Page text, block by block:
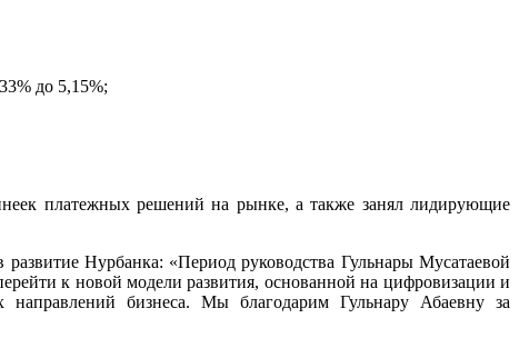
до 5,15%;
платежных решений на рынке, а также занял лидирующие
Нурбанка: «Период руководства Гульнары Мусатаевой
к новой модели развития, основанной на цифровизации и
бизнеса. Мы благодарим Гульнару Абаевну за